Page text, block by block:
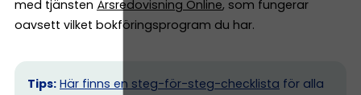
med tjänsten Årsredovisning Online, som fungerar
oavsett vilket bokföringsprogram du har.
Tips: Här finns en steg-för-steg-checklista för alla